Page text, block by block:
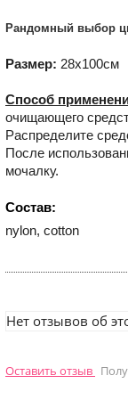
Рандомный выбор
Размер: 28х100см
Способ
очищающего
Распределите
После
мочалку.
Состав:
nylon, cotton
Нет отзывов об
Оставить отзыв